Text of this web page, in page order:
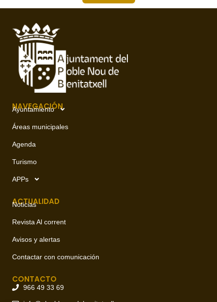
NAVEGACIÓN
Ayuntamiento
Áreas municipales
Agenda
Turismo
APPs
ACTUALIDAD
Noticias
Revista Al corrent
Avisos y alertas
Contactar con comunicación
CONTACTO
966 49 33 69